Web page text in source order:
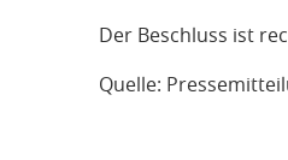
Der Beschluss ist
Quelle: